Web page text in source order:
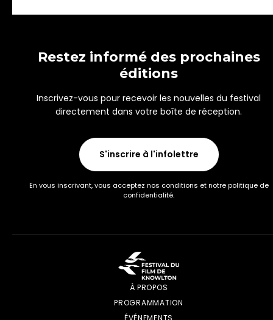
Restez informé des prochaines
éditions
Inscrivez-vous pour recevoir les nouvelles du festival
directement dans votre boîte de réception.
S'inscrire à l'infolettre
En vous inscrivant, vous acceptez nos conditions et notre politique de
confidentialité.
À PROPOS
PROGRAMMATION